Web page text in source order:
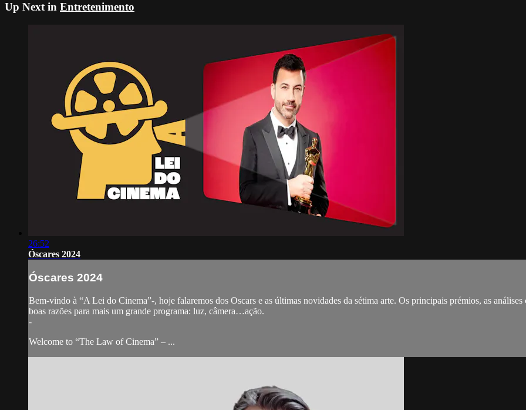
Up Next in Entretenimento
26:52
Óscares 2024
Óscares 2024
Bem-vindo à “A Lei do Cinema”-, hoje falaremos dos Oscars e as últimas novidades da sétima arte. Os principais prémios, as
boas razões para mais um grande programa: luz, câmera…ação.
-
Welcome to “The Law of Cinema” – ...